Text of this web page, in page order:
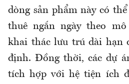
dòng sản phẩm này có
thuê ngắn ngày theo
khai thác lưu trú dài hạn
định. Đồng thời, các dự
tích hợp với hệ tiện ích